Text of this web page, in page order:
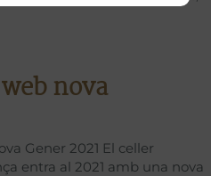
nova
Gener 2021 El celler
entra al 2021 amb una nova